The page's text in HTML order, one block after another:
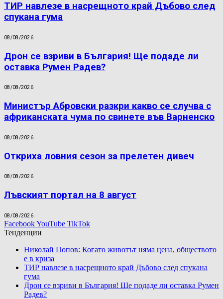
ТИР навлезе в насрещното край Дъбово след
спукана гума
08/08/2026
Дрон се взриви в България! Ще подаде ли
оставка Румен Радев?
08/08/2026
Министър Абровски разкри какво се случва с
африканската чума по свинете във Варненско
08/08/2026
Откриха ловния сезон за прелетен дивеч
08/08/2026
Лъвският портал на 8 август
08/08/2026
FacebookYouTube TikTok
Тенденции
Николай Попов: Когато животът няма цена, обществото
е в криза
ТИР навлезе в насрещното край Дъбово след спукана
гума
Дрон се взриви в България! Ще подаде ли оставка Румен
Радев?